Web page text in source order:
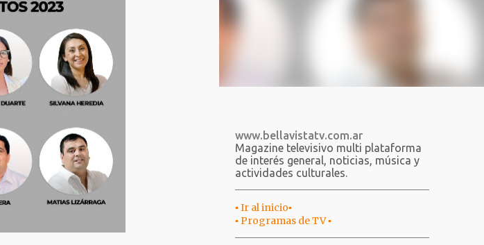
www.bellavistatv.com.ar
Magazine televisivo multi plataforma
de interés general, noticias, música y
actividades culturales.
▪︎ Ir al inicio▪︎
▪︎ Programas de TV ▪︎